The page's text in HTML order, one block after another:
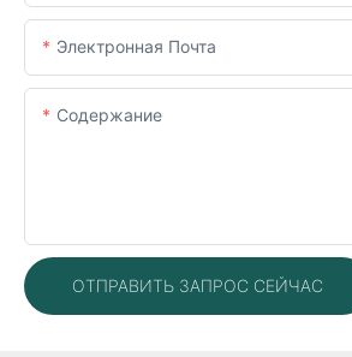
Электронная Почта
Содержание
ОТПРАВИТЬ ЗАПРОС СЕЙЧАС